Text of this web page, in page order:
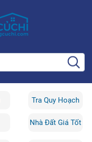
Tra Quy Hoạch
Nhà Đất Giá Tốt